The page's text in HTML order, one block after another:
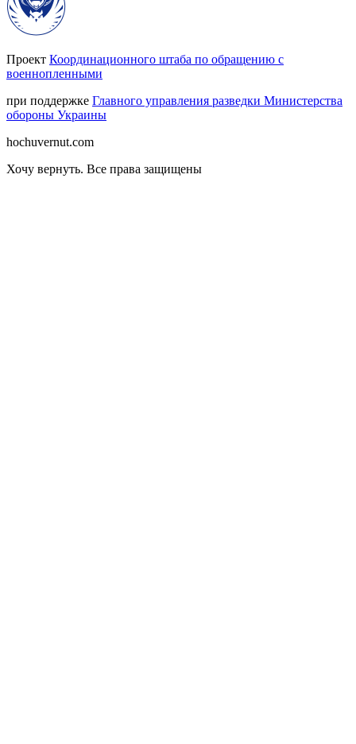
Проект Координационного штаба по обращению с
военнопленными
при поддержке Главного управления разведки Министерства
обороны Украины
hochuvernut.com
Хочу вернуть. Все права защищены